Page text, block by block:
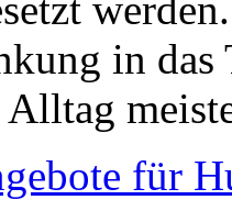
in das
für